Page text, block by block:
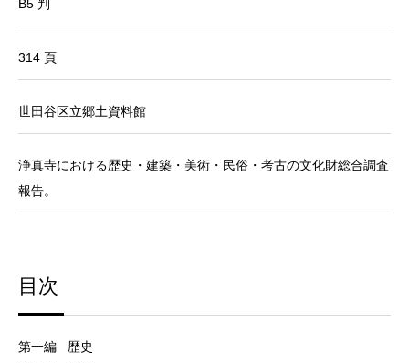
B5 判
314 頁
世田谷区立郷土資料館
浄真寺における歴史・建築・美術・民俗・考古の文化財総合調査
報告。
目次
第一編 歴史